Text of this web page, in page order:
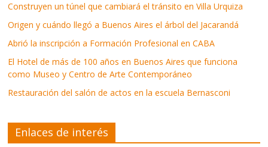
Construyen un túnel que cambiará el tránsito en Villa Urquiza
Origen y cuándo llegó a Buenos Aires el árbol del Jacarandá
Abrió la inscripción a Formación Profesional en CABA
El Hotel de más de 100 años en Buenos Aires que funciona
como Museo y Centro de Arte Contemporáneo
Restauración del salón de actos en la escuela Bernasconi
Enlaces de interés